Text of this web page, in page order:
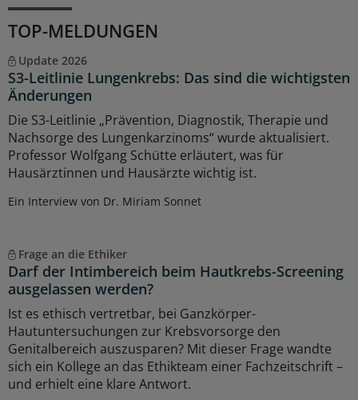
TOP-MELDUNGEN
Update 2026
S3-Leitlinie Lungenkrebs: Das sind die wichtigsten
Änderungen
Die S3-Leitlinie „Prävention, Diagnostik, Therapie und
Nachsorge des Lungenkarzinoms“ wurde aktualisiert.
Professor Wolfgang Schütte erläutert, was für
Hausärztinnen und Hausärzte wichtig ist.
Ein Interview von Dr. Miriam Sonnet
Frage an die Ethiker
Darf der Intimbereich beim Hautkrebs-Screening
ausgelassen werden?
Ist es ethisch vertretbar, bei Ganzkörper-
Hautuntersuchungen zur Krebsvorsorge den
Genitalbereich auszusparen? Mit dieser Frage wandte
sich ein Kollege an das Ethikteam einer Fachzeitschrift –
und erhielt eine klare Antwort.